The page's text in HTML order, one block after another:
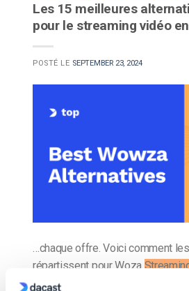
Les 15 meilleures
pour le streaming vidéo
POSTÉ LE SEPTEMBER 23, 2024
…chaque offre. Voici comment
répartissent pour Woza
Streaming